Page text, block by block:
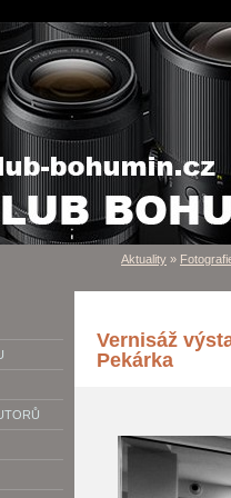
Aktuality »
Vernisáž
Pekárka